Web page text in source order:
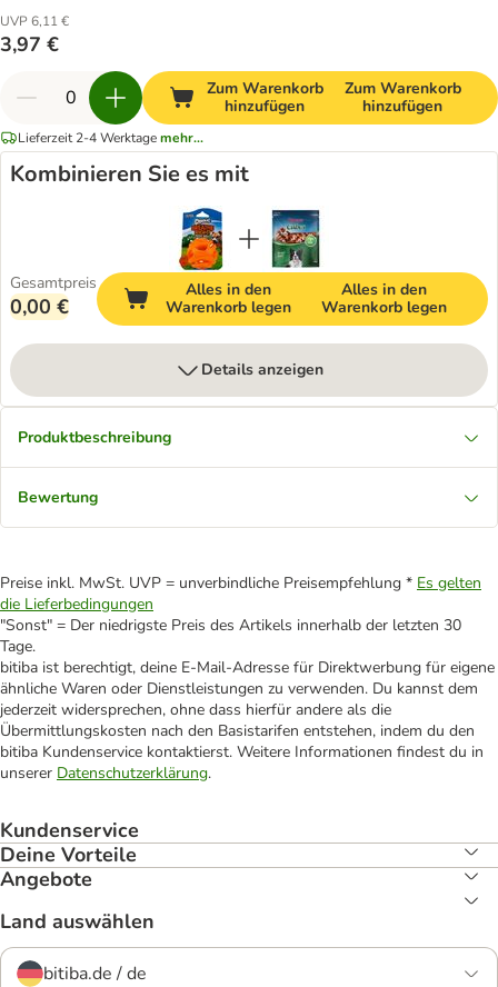
UVP 6,11 €
3,97 €
Zum Warenkorb
hinzufügen
Zum Warenkorb
hinzufügen
Lieferzeit 2-4 Werktagemehr...
Kombinieren Sie es mit
Gesamtpreis
0,00 €
Alles in den
Warenkorb legen
Alles in den
Warenkorb legen
Details anzeigen
Produktbeschreibung
Bewertung
Preise inkl. MwSt. UVP = unverbindliche Preisempfehlung * Es gelten
die Lieferbedingungen
"Sonst" = Der niedrigste Preis des Artikels innerhalb der letzten 30
Tage.
bitiba ist berechtigt, deine E-Mail-Adresse für Direktwerbung für eigene
ähnliche Waren oder Dienstleistungen zu verwenden. Du kannst dem
jederzeit widersprechen, ohne dass hierfür andere als die
Übermittlungskosten nach den Basistarifen entstehen, indem du den
bitiba Kundenservice kontaktierst. Weitere Informationen findest du in
unserer Datenschutzerklärung.
Kundenservice
Deine Vorteile
Angebote
Land auswählen
bitiba.de / de